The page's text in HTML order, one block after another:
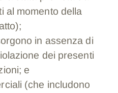
al momento della
in assenza di
dei presenti
e
(che includono